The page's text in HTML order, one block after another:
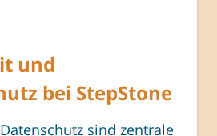
und
bei StepStone
sind zentrale